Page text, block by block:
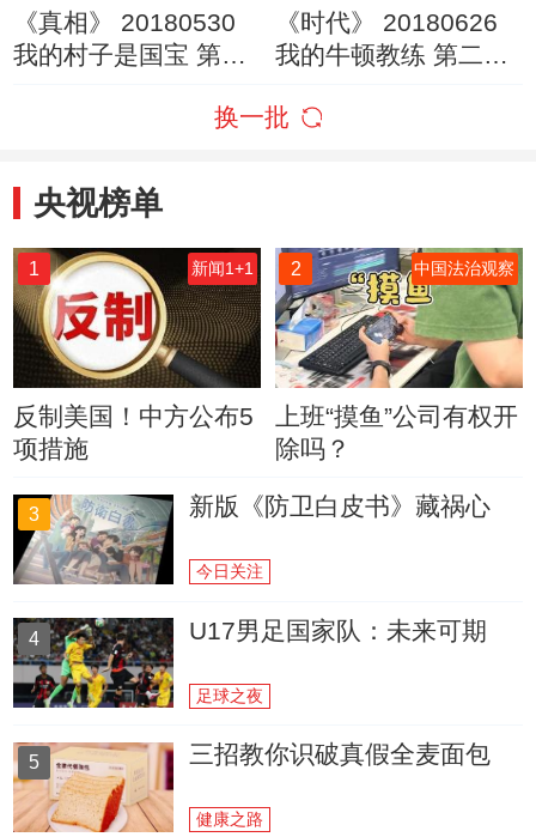
《真相》 20180530
我的村子是国宝 第三
《时代》 20180626
我的牛顿教练 第二集
换一批
央视榜单
1 新闻1+1
反制美国！中方公布5
项措施
2 中国法治观察
上班“摸鱼”公司有权开
除吗？
3 新版《防卫白皮书》藏祸心
今日关注
4 U17男足国家队：未来可期
足球之夜
5 三招教你识破真假全麦面包
健康之路